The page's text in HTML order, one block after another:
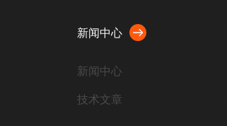
新闻中心
新闻中心
技术文章